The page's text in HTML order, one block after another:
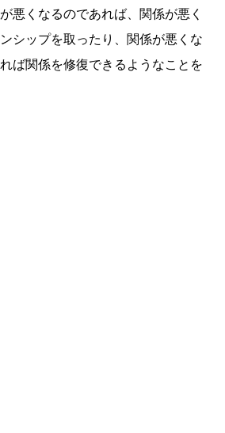
悪くなるのであれば、関係が悪く
シップを取ったり、関係が悪くな
ば関係を修復できるようなことを